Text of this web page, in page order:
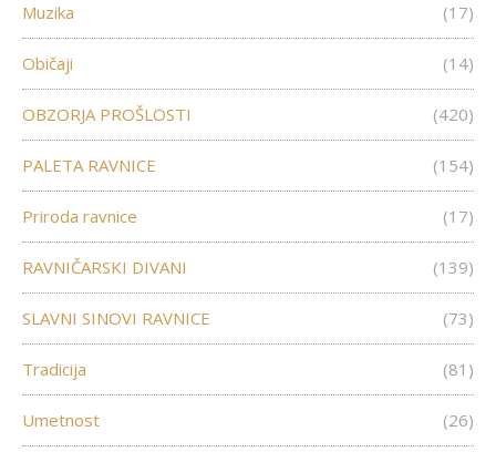
Muzika (17)
Običaji (14)
OBZORJA PROŠLOSTI (420)
PALETA RAVNICE (154)
Priroda ravnice (17)
RAVNIČARSKI DIVANI (139)
SLAVNI SINOVI RAVNICE (73)
Tradicija (81)
Umetnost (26)